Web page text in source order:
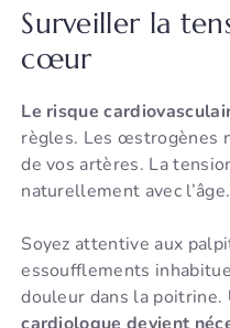
Surveiller la
cœur
Le risque
règles. Les œstrogènes
de vos artères. La
naturellement avec l’âge.
Soyez attentive aux
essoufflements
douleur dans la poitrine.